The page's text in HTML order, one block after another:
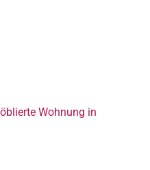
Wohnung in